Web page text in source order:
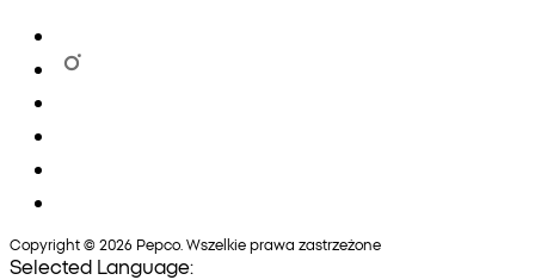
Copyright © 2026 Pepco. Wszelkie prawa zastrzeżone
Selected Language: